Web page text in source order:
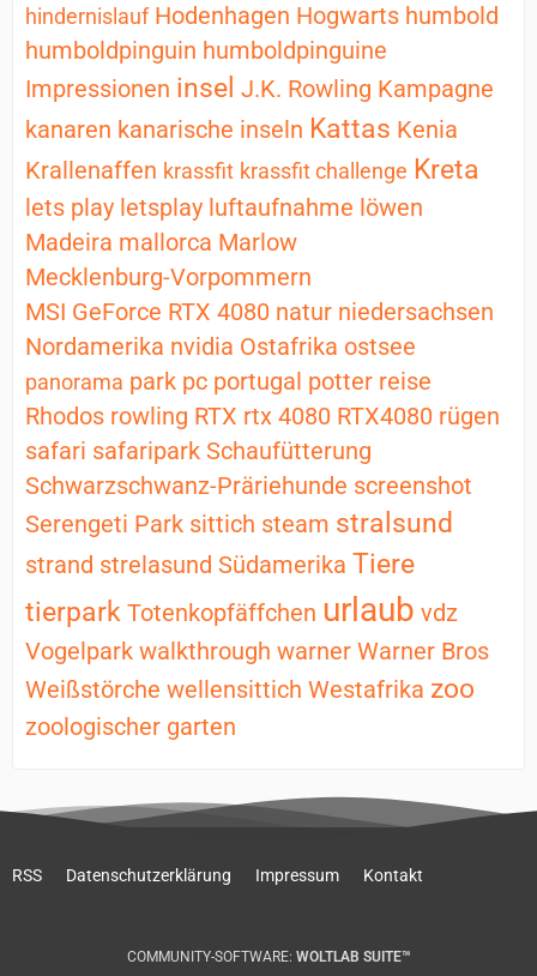
hindernislauf Hodenhagen Hogwarts humbold
humboldpinguin humboldpinguine
Impressionen insel J.K. Rowling Kampagne
kanaren kanarische inseln Kattas Kenia
Krallenaffen krassfit krassfit challenge Kreta
lets play letsplay luftaufnahme löwen
Madeira mallorca Marlow
Mecklenburg-Vorpommern
MSI GeForce RTX 4080 natur niedersachsen
Nordamerika nvidia Ostafrika ostsee
panorama park pc portugal potter reise
Rhodos rowling RTX rtx 4080 RTX4080 rügen
safari safaripark Schaufütterung
Schwarzschwanz-Präriehunde screenshot
Serengeti Park sittich steam stralsund
strand strelasund Südamerika Tiere
tierpark Totenkopfäffchen urlaub vdz
Vogelpark walkthrough warner Warner Bros
Weißstörche wellensittich Westafrika zoo
zoologischer garten
RSS Datenschutzerklärung Impressum Kontakt
COMMUNITY-SOFTWARE: WOLTLAB SUITE™